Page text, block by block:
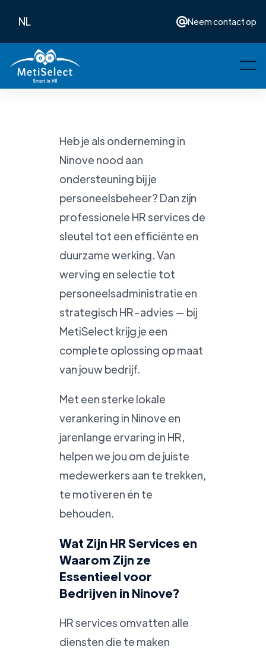
NL Neem contact op
Heb je als onderneming in
Ninove nood aan
ondersteuning bij je
personeelsbeheer? Dan zijn
professionele HR services de
sleutel tot een efficiënte en
duurzame werking. Van
werving en selectie tot
personeelsadministratie en
strategisch HR-advies — bij
MetiSelect krijg je een
complete oplossing op maat
van jouw bedrijf.
Met een sterke lokale
verankering in Ninove en
jarenlange ervaring in HR,
helpen we jou om de juiste
medewerkers aan te trekken,
te motiveren én te
behouden.
Wat Zijn HR Services en
Waarom Zijn ze
Essentieel voor
Bedrijven in Ninove?
HR services omvatten alle
diensten die te maken